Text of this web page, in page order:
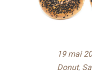
19 mai
Donut,